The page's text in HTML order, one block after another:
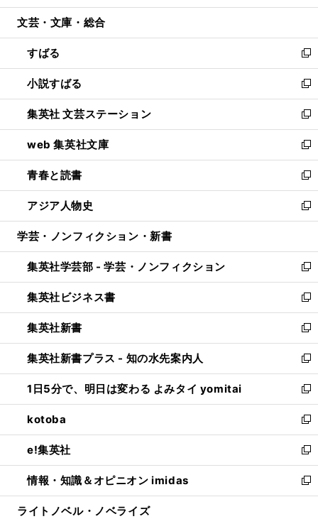
開
ウ
開
く
ン
ウ
で
開
く
ウ
ン
ド
ウ
で
開
く
文芸・文庫・総合
すばる
新
し
い
ウ
ィ
ン
ド
ウ
で
開
く
小説すばる
新
し
い
ウ
ィ
ン
ド
ウ
で
開
集英社 文芸ステーション
新
し
い
ウ
ィ
ン
ド
ウ
開
く
web 集英社文庫
新
し
い
ウ
ィ
ン
ウ
で
開
く
青春と読書
新
し
い
ウ
ン
ド
ウ
で
開
く
アジア人物史
新
し
ウ
ィ
ン
ド
ウ
で
開
く
学芸・ノンフィクション・新書
集英社学芸部 - 学芸・ノンフィクション
新
し
い
ウ
ィ
ン
ド
ウ
で
開
く
集英社ビジネス書
新
し
い
ウ
ィ
ン
ド
ウ
で
開
く
集英社新書
新
し
い
ウ
ィ
ン
ド
ウ
で
開
く
集英社新書プラス - 知の水先案内人
新
し
い
ウ
ィ
ン
ド
ウ
で
開
1日5分で、明日は変わる よみタイ yomitai
新
し
い
ウ
ィ
ン
ド
ウ
kotoba
新
し
い
ウ
ィ
ン
e!集英社
新
し
い
ウ
情報・知識＆オピニオン imidas
新
し
ライトノベル・ノベライズ